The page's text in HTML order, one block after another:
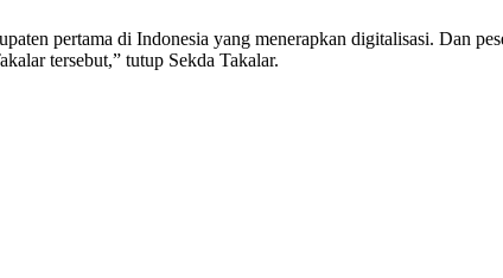
pertama di Indonesia yang menerapkan digitalisasi. Dan
tersebut,” tutup Sekda Takalar.